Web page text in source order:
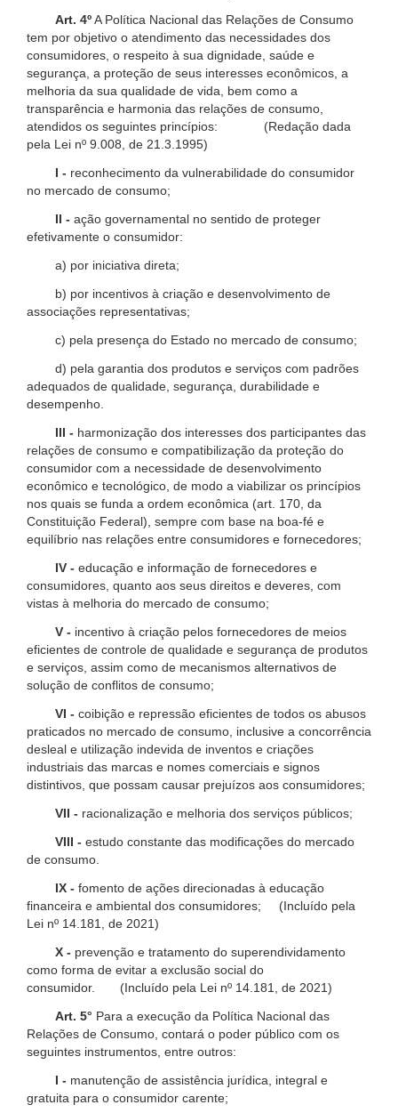
Art. 4ºA Política Nacional das Relações de Consumo
tem por objetivo o atendimento das necessidades dos
consumidores, o respeito à sua dignidade, saúde e
segurança, a proteção de seus interesses econômicos, a
melhoria da sua qualidade de vida, bem como a
transparência e harmonia das relações de consumo,
atendidos os seguintes princípios: (Redação dada
pela Lei nº 9.008, de 21.3.1995)
I - reconhecimento da vulnerabilidade do consumidor
no mercado de consumo;
II - ação governamental no sentido de proteger
efetivamente o consumidor:
a) por iniciativa direta;
b) por incentivos à criação e desenvolvimento de
associações representativas;
c) pela presença do Estado no mercado de consumo;
d) pela garantia dos produtos e serviços com padrões
adequados de qualidade, segurança, durabilidade e
desempenho.
III - harmonização dos interesses dos participantes das
relações de consumo e compatibilização da proteção do
consumidor com a necessidade de desenvolvimento
econômico e tecnológico, de modo a viabilizar os princípios
nos quais se funda a ordem econômica (art. 170, da
Constituição Federal), sempre com base na boa-fé e
equilíbrio nas relações entre consumidores e fornecedores;
IV - educação e informação de fornecedores e
consumidores, quanto aos seus direitos e deveres, com
vistas à melhoria do mercado de consumo;
V - incentivo à criação pelos fornecedores de meios
eficientes de controle de qualidade e segurança de produtos
e serviços, assim como de mecanismos alternativos de
solução de conflitos de consumo;
VI - coibição e repressão eficientes de todos os abusos
praticados no mercado de consumo, inclusive a concorrência
desleal e utilização indevida de inventos e criações
industriais das marcas e nomes comerciais e signos
distintivos, que possam causar prejuízos aos consumidores;
VII - racionalização e melhoria dos serviços públicos;
VIII - estudo constante das modificações do mercado
de consumo.
IX - fomento de ações direcionadas à educação
financeira e ambiental dos consumidores; (Incluído pela
Lei nº 14.181, de 2021)
X - prevenção e tratamento do superendividamento
como forma de evitar a exclusão social do
consumidor. (Incluído pela Lei nº 14.181, de 2021)
Art. 5° Para a execução da Política Nacional das
Relações de Consumo, contará o poder público com os
seguintes instrumentos, entre outros:
I - manutenção de assistência jurídica, integral e
gratuita para o consumidor carente;